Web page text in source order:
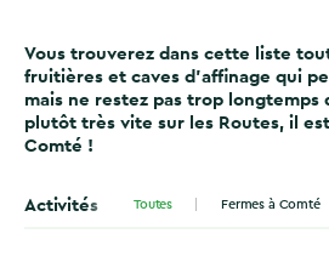
Vous trouverez dans cette liste
fruitières et caves d’affinage qui
mais ne restez pas trop longtemps
plutôt très vite sur les Routes, il
Comté !
Activités Toutes Fermes à Comté